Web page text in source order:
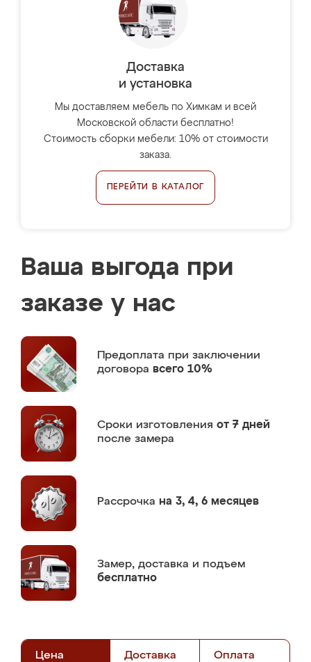
Доставка
и установка
Мы доставляем мебель по Химкам и всей
Московской области бесплатно!
Стоимость сборки мебели: 10% от стоимости
заказа.
ПЕРЕЙТИ В КАТАЛОГ
Ваша выгода при
заказе у нас
Предоплата при заключении
договора всего 10%
Сроки изготовления от 7 дней
после замера
Рассрочка на 3, 4, 6 месяцев
Замер, доставка и подъем
бесплатно
Цена Доставка Оплата